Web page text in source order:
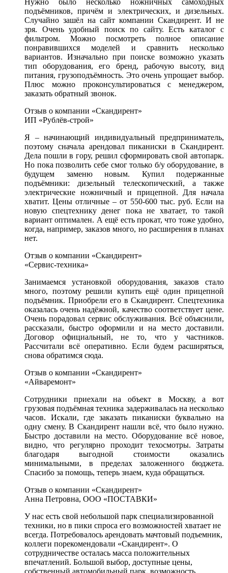
Нужно было несколько ножничных самоходных
подъёмников, причём и электрических, и дизельных.
Случайно зашёл на сайт компании Скандирент. И не
зря. Очень удобный поиск по сайту. Есть каталог с
фильтром. Можно посмотреть полное описание
понравившихся моделей и сравнить несколько
вариантов. Изначально при поиске возможно указать
тип оборудования, его бренд, рабочую высоту, вид
питания, грузоподъёмность. Это очень упрощает выбор.
Плюс можно проконсультироваться с менеджером,
заказать обратный звонок.
Отзыв о компании «Скандирент»
ИП «Рублёв-строй»
Я – начинающий индивидуальный предприниматель,
поэтому сначала арендовал пиканиски в Скандирент.
Дела пошли в гору, решил сформировать свой автопарк.
Но пока позволить себе смог только б/у оборудование, в
будущем заменю новым. Купил подержанные
подъёмники: дизельный телескопический, а также
электрические ножничный и прицепной. Для начала
хватит. Цены отличные – от 550-600 тыс. руб. Если на
новую спецтехнику денег пока не хватает, то такой
вариант оптимален. А ещё есть прокат, что тоже удобно,
когда, например, заказов много, но расширения в планах
нет.
Отзыв о компании «Скандирент»
«Сервис-техника»
Занимаемся установкой оборудования, заказов стало
много, поэтому решили купить ещё один прицепной
подъёмник. Приобрели его в Скандирент. Спецтехника
оказалась очень надёжной, качество соответствует цене.
Очень порадовал сервис обслуживания. Всё объяснили,
рассказали, быстро оформили и на место доставили.
Договор официальный, не то, что у частников.
Рассчитали всё оперативно. Если будем расширяться,
снова обратимся сюда.
Отзыв о компании «Скандирент»
«Айваремонт»
Сотрудники приехали на объект в Москву, а вот
грузовая подъёмная техника задерживалась на несколько
часов. Искали, где заказать пиканиски буквально на
одну смену. В Скандирент нашли всё, что было нужно.
Быстро доставили на место. Оборудование всё новое,
видно, что регулярно проходит техосмотры. Затраты
благодаря выгодной стоимости оказались
минимальными, в пределах заложенного бюджета.
Спасибо за помощь, теперь знаем, куда обращаться.
Отзыв о компании «Скандирент»
Анна Петровна, ООО «ПОСТАВКИ»
У нас есть свой небольшой парк специализированной
техники, но в пики спроса его возможностей хватает не
всегда. Потребовалось арендовать мачтовый подъемник,
коллеги порекомендовали «Скандирент». О
сотрудничестве осталась масса положительных
впечатлений. Большой выбор, доступные цены,
собственный автомобильный парк, возможность